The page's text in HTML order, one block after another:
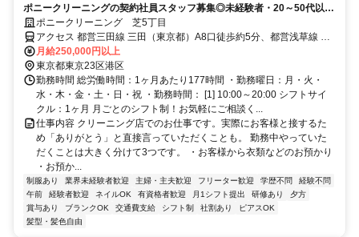
ポニークリーニングの契約社員スタッフ募集◎未経験者・20～50代以降
の方も活躍できる環境です。
ポニークリーニング 芝5丁目
アクセス 都営三田線 三田（東京都）A8口徒歩約5分、都営浅草線 三
田（東京都）A8口徒歩約5分、ＪＲ山手線 田町（東京都）三田口(西
口)徒歩約7分 都営三田線 三田駅A8口より徒歩5分、 JR山手線 田町駅
三田口（西口）より徒歩7分 ※浜松町駅・田町駅・三田駅から徒歩圏
内！
月給250,000円以上
東京都東京23区港区
勤務時間 総労働時間：1ヶ月あたり177時間 ・勤務曜日：月・火・
水・木・金・土・日・祝 ・勤務時間： [1] 10:00～20:00 シフトサイ
クル：1ヶ月 月ごとのシフト制！お気軽にご相談く...
仕事内容 クリーニング店でのお仕事です。実際にお客様と接するた
め「ありがとう」と直接言っていただくことも。 勤務中やっていた
だくことは大きく分けて3つです。 ・お客様から衣類などのお預かり
・お預か...
制服あり 業界未経験者歓迎 主婦・主夫歓迎 フリーター歓迎 学歴不問
経験不問
午前
経験者歓迎 ネイルOK 有資格者歓迎 月1シフト提出 研修あり
夕方
賞与あり
ブランクOK 交通費支給 シフト制 社割あり
ピアスOK
髪型・髪色自由